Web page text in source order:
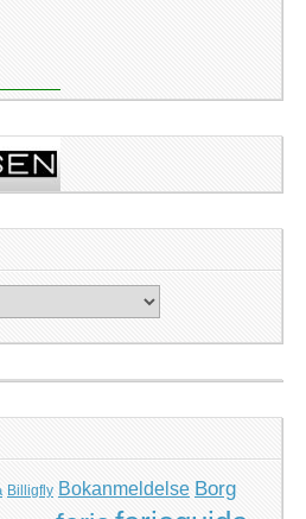
Billigfly Bokanmeldelse Borg